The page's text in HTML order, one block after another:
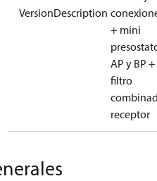
VersionDescription
+ mini
AP y BP +
filtro
receptor